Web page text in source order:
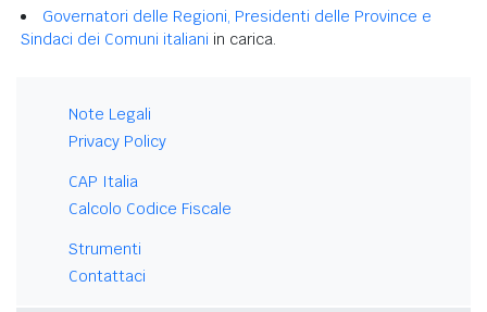
Governatori delle Regioni, Presidenti delle Province e
Sindaci dei Comuni italiani in carica.
Note Legali
Privacy Policy
CAP Italia
Calcolo Codice Fiscale
Strumenti
Contattaci